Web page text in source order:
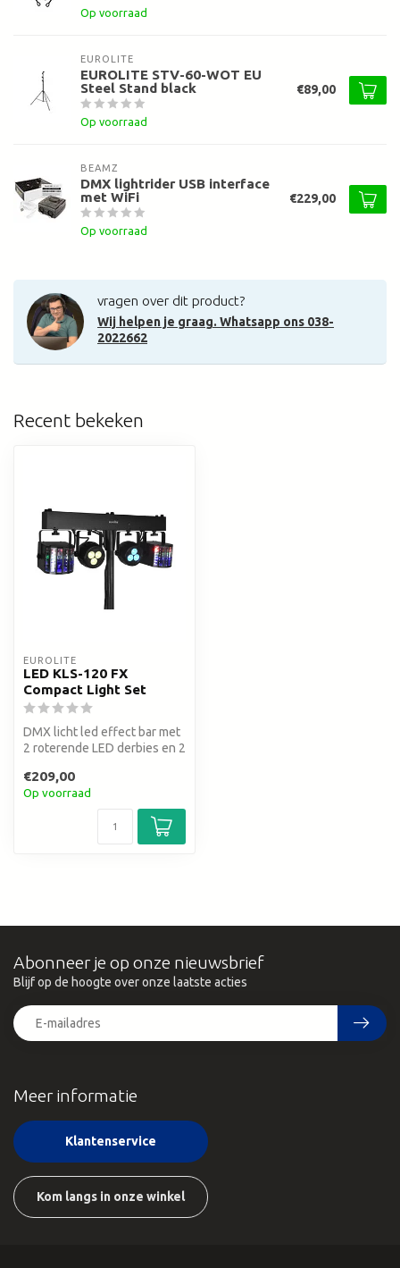
Op voorraad
EUROLITE
EUROLITE STV-60-WOT EU
Steel Stand black
Op voorraad
€89,00
BEAMZ
DMX lightrider USB interface
met WiFi
Op voorraad
€229,00
vragen over dit product?
Wij helpen je graag. Whatsapp ons 038-
2022662
Recent bekeken
EUROLITE
LED KLS-120 FX
Compact Light Set
DMX licht led effect bar met
2 roterende LED derbies en 2
€209,00
Op voorraad
Meer informatie
Klantenservice
Kom langs in onze winkel
Abonneer je op onze nieuwsbrief
Blijf op de hoogte over onze laatste acties